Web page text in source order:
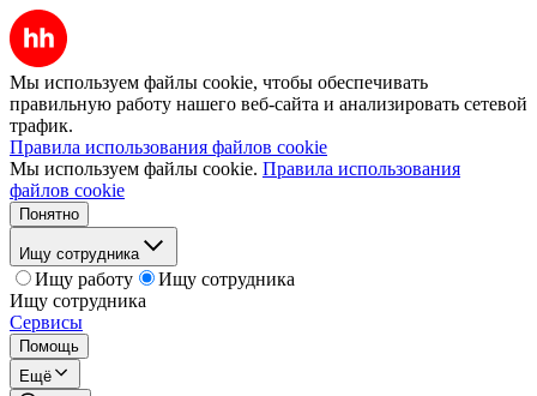
Мы используем файлы cookie, чтобы обеспечивать
правильную работу нашего веб-сайта и анализировать сетевой
трафик.
Правила использования файлов cookie
Мы используем файлы cookie. Правила использования
файлов cookie
Понятно
Ищу сотрудника
Ищу работу
Ищу сотрудника
Ищу сотрудника
Сервисы
Помощь
Ещё